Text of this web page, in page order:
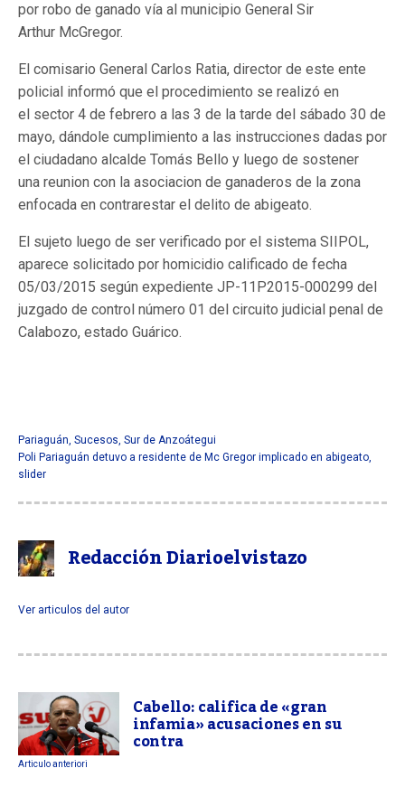
por robo de ganado vía al municipio General Sir
Arthur McGregor.
El comisario General Carlos Ratia, director de este ente
policial informó que el procedimiento se realizó en
el sector 4 de febrero a las 3 de la tarde del sábado 30 de
mayo, dándole cumplimiento a las instrucciones dadas por
el ciudadano alcalde Tomás Bello y luego de sostener
una reunion con la asociacion de ganaderos de la zona
enfocada en contrarestar el delito de abigeato.
El sujeto luego de ser verificado por el sistema SIIPOL,
aparece solicitado por homicidio calificado de fecha
05/03/2015 según expediente JP-11P2015-000299 del
juzgado de control número 01 del circuito judicial penal de
Calabozo, estado Guárico.
Pariaguán, Sucesos, Sur de Anzoátegui
Poli Pariaguán detuvo a residente de Mc Gregor implicado en abigeato,
slider
Redacción Diarioelvistazo
Ver articulos del autor
Cabello: califica de «gran
infamia» acusaciones en su
contra
Articulo anteriori